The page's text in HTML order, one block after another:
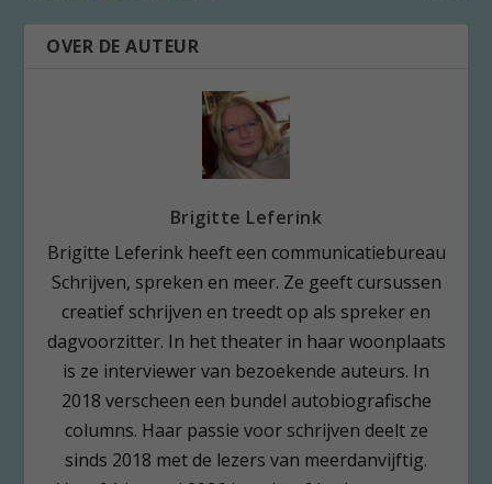
OVER DE AUTEUR
Brigitte Leferink
Brigitte Leferink heeft een communicatiebureau
Schrijven, spreken en meer. Ze geeft cursussen
creatief schrijven en treedt op als spreker en
dagvoorzitter. In het theater in haar woonplaats
is ze interviewer van bezoekende auteurs. In
2018 verscheen een bundel autobiografische
columns. Haar passie voor schrijven deelt ze
sinds 2018 met de lezers van meerdanvijftig.